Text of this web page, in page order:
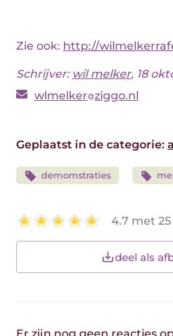
Zie ook: http://
Schrijver: wil melker, 18
wlmelker ziggo.nl
Geplaatst in de categorie:
demomstraties
4.7 met
deel als